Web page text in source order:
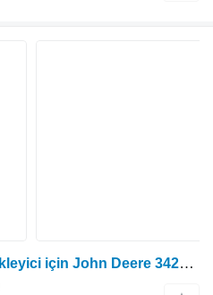
John Deere 3420 tarım yükleyici için John Deere 3420 Joystick | Dźojstik AZ61613 pilot kumanda ünitesi